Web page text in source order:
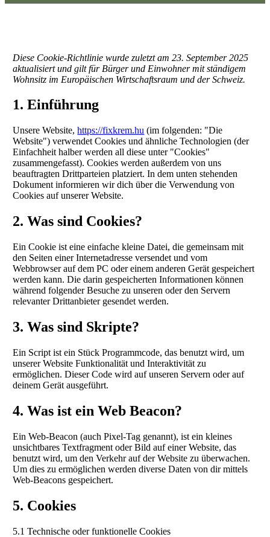
Diese Cookie-Richtlinie wurde zuletzt am 23. September 2025
aktualisiert und gilt für Bürger und Einwohner mit ständigem
Wohnsitz im Europäischen Wirtschaftsraum und der Schweiz.
1. Einführung
Unsere Website,https://fixkrem.hu (im folgenden: "Die
Website") verwendet Cookies und ähnliche Technologien (der
Einfachheit halber werden all diese unter "Cookies"
zusammengefasst). Cookies werden außerdem von uns
beauftragten Drittparteien platziert. In dem unten stehenden
Dokument informieren wir dich über die Verwendung von
Cookies auf unserer Website.
2. Was sind Cookies?
Ein Cookie ist eine einfache kleine Datei, die gemeinsam mit
den Seiten einer Internetadresse versendet und vom
Webbrowser auf dem PC oder einem anderen Gerät gespeichert
werden kann. Die darin gespeicherten Informationen können
während folgender Besuche zu unseren oder den Servern
relevanter Drittanbieter gesendet werden.
3. Was sind Skripte?
Ein Script ist ein Stück Programmcode, das benutzt wird, um
unserer Website Funktionalität und Interaktivität zu
ermöglichen. Dieser Code wird auf unseren Servern oder auf
deinem Gerät ausgeführt.
4. Was ist ein Web Beacon?
Ein Web-Beacon (auch Pixel-Tag genannt), ist ein kleines
unsichtbares Textfragment oder Bild auf einer Website, das
benutzt wird, um den Verkehr auf der Website zu überwachen.
Um dies zu ermöglichen werden diverse Daten von dir mittels
Web-Beacons gespeichert.
5. Cookies
5.1 Technische oder funktionelle Cookies